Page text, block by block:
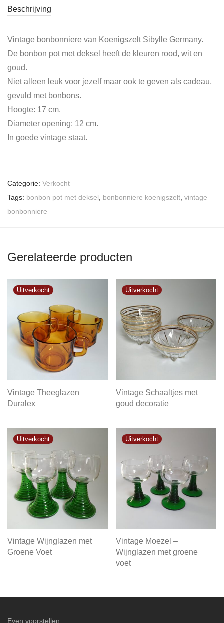
Beschrijving
Vintage bonbonniere van Koenigszelt Sibylle Germany.
De bonbon pot met deksel heeft de kleuren rood, wit en
goud.
Niet alleen leuk voor jezelf maar ook te geven als cadeau,
gevuld met bonbons.
Hoogte: 17 cm.
Diameter opening: 12 cm.
In goede vintage staat.
Categorie: Verkocht
Tags: bonbon pot met deksel bonbonniere koenigszelt vintage
bonbonniere
Gerelateerde producten
Vintage Theeglazen
Duralex
Vintage Schaaltjes met
goud decoratie
Vintage Wijnglazen met
Groene Voet
Vintage Moezel –
Wijnglazen met groene
voet
Even voorstellen